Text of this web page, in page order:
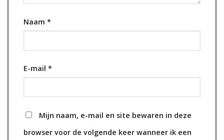
Naam *
E-mail *
Mijn naam, e-mail en site bewaren in deze
browser voor de volgende keer wanneer ik een